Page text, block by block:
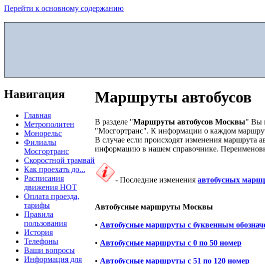
Перейти к основному содержанию
Навигация
Главная
Метрополитен
Монорельс
Филиалы
Мосгортранс
Скоростной трамвай
Как проехать до...
Расписания
движения НОТ
Оплата проезда,
тарифы
Правила
пользования
История
Телефоны
Ваши вопросы
Информация для
Маршруты автобусов
В разделе "Маршруты автобусов Москвы" Вы
"Мосгортранс". К информации о каждом
В случае если происходят изменения маршрута
информацию в нашем справочнике.
- Последние изменения автобусных
Автобусные маршруты Москвы
• Автобусные маршруты с буквенным
• Автобусные маршруты с 0 по 50 номер
• Автобусные маршруты с 51 по 120 номер